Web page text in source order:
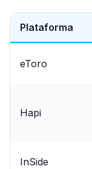
Plataforma
eToro
Hapi
InSide